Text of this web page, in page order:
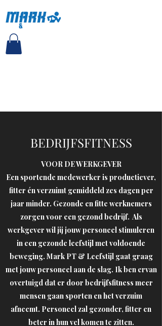
BEDRIJFSFITNESS
VOOR DE WERKGEVER
Een sportende medewerker is productiever,
fitter én verzuimt gemiddeld zes dagen per
jaar minder. Gezonde en fitte werknemers
zorgen voor een gezond bedrijf. Als
werkgever wil jij jouw personeel stimuleren
in een gezonde leefstijl met voldoende
beweging. Mark PT & Leefstijl gaat graag
met jouw personeel aan de slag. Ik ben ervan
overtuigd dat er door bedrijfsfitness meer
mensen gaan sporten en het verzuim
afneemt. Personeel zal gezonder, fitter en
beter in hun vel komen te zitten.